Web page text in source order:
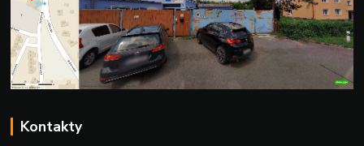
Kontakty